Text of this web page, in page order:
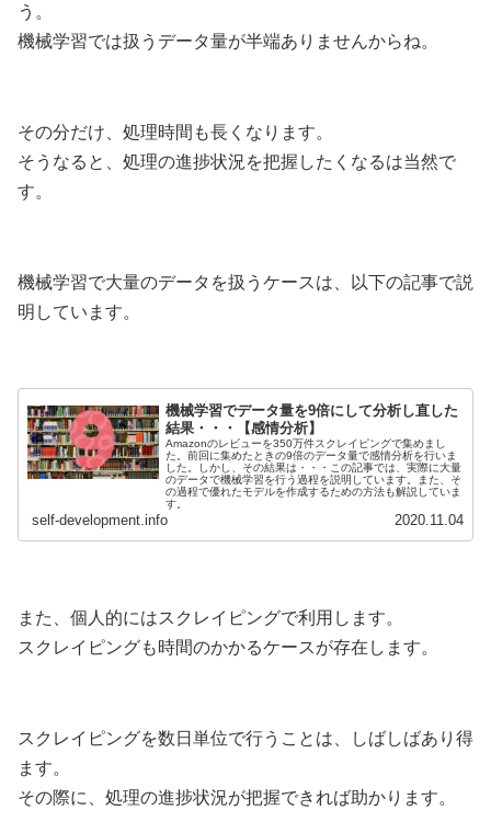
う。
機械学習では扱うデータ量が半端ありませんからね。
その分だけ、処理時間も長くなります。
そうなると、処理の進捗状況を把握したくなるは当然で
す。
機械学習で大量のデータを扱うケースは、以下の記事で説
明しています。
機械学習でデータ量を9倍にして分析し直した
結果・・・【感情分析】
Amazonのレビューを350万件スクレイピングで集めまし
た。前回に集めたときの9倍のデータ量で感情分析を行いま
した。しかし、その結果は・・・この記事では、実際に大量
のデータで機械学習を行う過程を説明しています。また、そ
の過程で優れたモデルを作成するための方法も解説していま
す。
self-development.info 2020.11.04
また、個人的にはスクレイピングで利用します。
スクレイピングも時間のかかるケースが存在します。
スクレイピングを数日単位で行うことは、しばしばあり得
ます。
その際に、処理の進捗状況が把握できれば助かります。